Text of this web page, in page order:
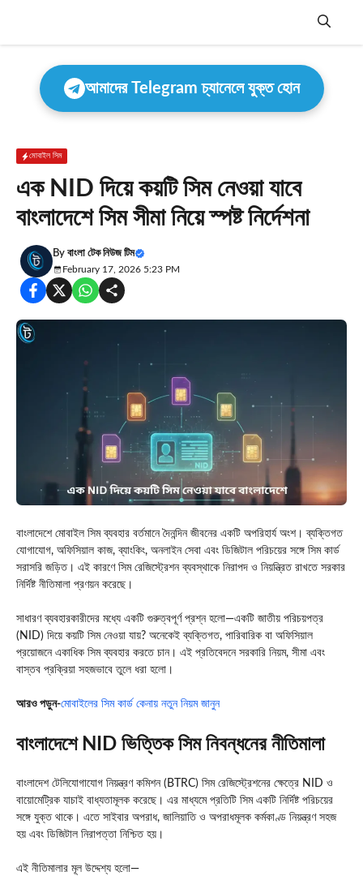
Menu
আমাদের Telegram চ্যানেলে যুক্ত হোন
মোবাইল সিম
এক NID দিয়ে কয়টি সিম নেওয়া যাবে
বাংলাদেশে সিম সীমা নিয়ে স্পষ্ট নির্দেশনা
By বাংলা টেক নিউজ টিম
February 17, 2026 5:23 PM
বাংলাদেশে মোবাইল সিম ব্যবহার বর্তমানে দৈনন্দিন জীবনের একটি অপরিহার্য অংশ। ব্যক্তিগত
যোগাযোগ, অফিসিয়াল কাজ, ব্যাংকিং, অনলাইন সেবা এবং ডিজিটাল পরিচয়ের সঙ্গে সিম কার্ড
সরাসরি জড়িত। এই কারণে সিম রেজিস্ট্রেশন ব্যবস্থাকে নিরাপদ ও নিয়ন্ত্রিত রাখতে সরকার
নির্দিষ্ট নীতিমালা প্রণয়ন করেছে।
সাধারণ ব্যবহারকারীদের মধ্যে একটি গুরুত্বপূর্ণ প্রশ্ন হলো—একটি জাতীয় পরিচয়পত্র
(NID) দিয়ে কয়টি সিম নেওয়া যায়? অনেকেই ব্যক্তিগত, পারিবারিক বা অফিসিয়াল
প্রয়োজনে একাধিক সিম ব্যবহার করতে চান। এই প্রতিবেদনে সরকারি নিয়ম, সীমা এবং
বাস্তব প্রক্রিয়া সহজভাবে তুলে ধরা হলো।
আরও পড়ুন-মোবাইলের সিম কার্ড কেনায় নতুন নিয়ম জানুন
বাংলাদেশে NID ভিত্তিক সিম নিবন্ধনের নীতিমালা
বাংলাদেশ টেলিযোগাযোগ নিয়ন্ত্রণ কমিশন (BTRC) সিম রেজিস্ট্রেশনের ক্ষেত্রে NID ও
বায়োমেট্রিক যাচাই বাধ্যতামূলক করেছে। এর মাধ্যমে প্রতিটি সিম একটি নির্দিষ্ট পরিচয়ের
সঙ্গে যুক্ত থাকে। এতে সাইবার অপরাধ, জালিয়াতি ও অপরাধমূলক কর্মকাণ্ড নিয়ন্ত্রণ সহজ
হয় এবং ডিজিটাল নিরাপত্তা নিশ্চিত হয়।
এই নীতিমালার মূল উদ্দেশ্য হলো—